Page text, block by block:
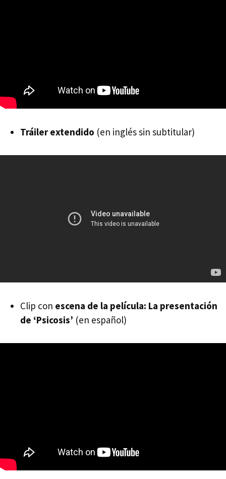
Tráiler extendido (en inglés sin subtitular)
Clip con escena de la película: La presentación
de ‘Psicosis’ (en español)